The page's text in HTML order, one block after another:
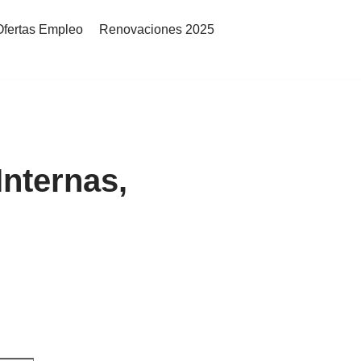
Empleo Renovaciones 2025